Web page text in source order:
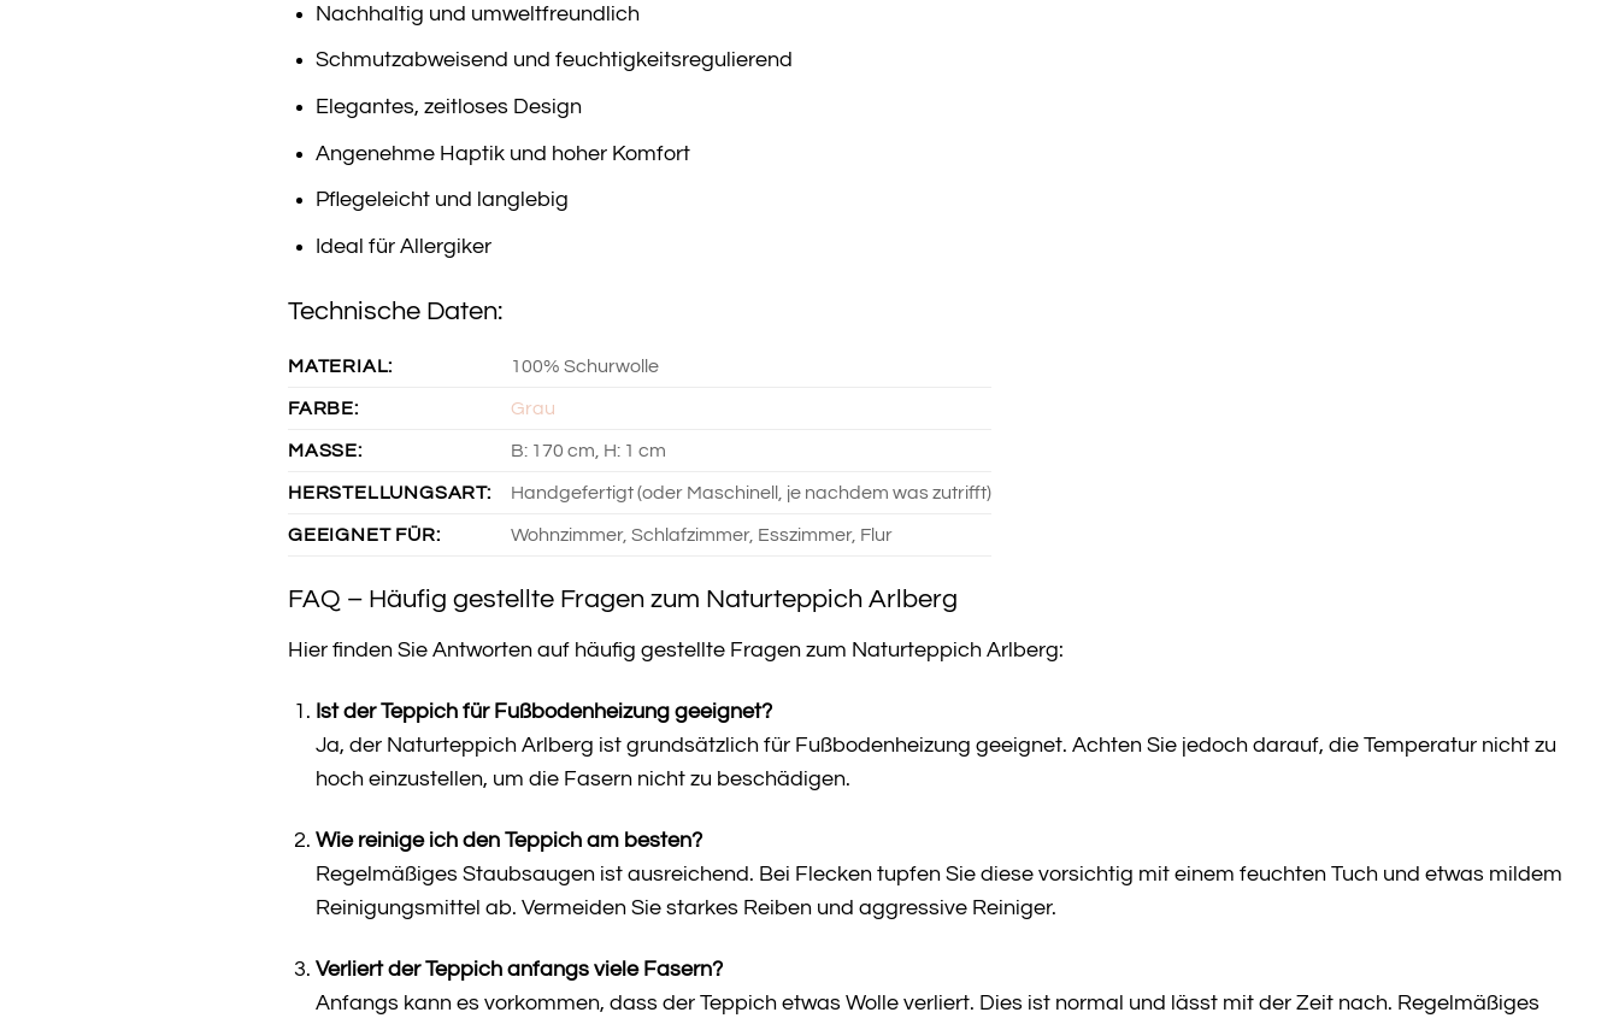
Nachhaltig und umweltfreundlich
Schmutzabweisend und feuchtigkeitsregulierend
Elegantes, zeitloses Design
Angenehme Haptik und hoher Komfort
Pflegeleicht und langlebig
Ideal für Allergiker
Technische Daten:
MATERIAL: 100% Schurwolle
FARBE: Grau
MASSE: B: 170 cm, H: 1 cm
HERSTELLUNGSART: Handgefertigt (oder Maschinell, je nachdem was zutrifft)
GEEIGNET FÜR: Wohnzimmer, Schlafzimmer, Esszimmer, Flur
FAQ – Häufig gestellte Fragen zum Naturteppich Arlberg
Hier finden Sie Antworten auf häufig gestellte Fragen zum Naturteppich Arlberg:
Ist der Teppich für Fußbodenheizung geeignet?
Ja, der Naturteppich Arlberg ist grundsätzlich für Fußbodenheizung geeignet. Achten Sie jedoch darauf, die Temperatur nicht zu
hoch einzustellen, um die Fasern nicht zu beschädigen.
Wie reinige ich den Teppich am besten?
Regelmäßiges Staubsaugen ist ausreichend. Bei Flecken tupfen Sie diese vorsichtig mit einem feuchten Tuch und etwas mildem
Reinigungsmittel ab. Vermeiden Sie starkes Reiben und aggressive Reiniger.
Verliert der Teppich anfangs viele Fasern?
Anfangs kann es vorkommen, dass der Teppich etwas Wolle verliert. Dies ist normal und lässt mit der Zeit nach. Regelmäßiges